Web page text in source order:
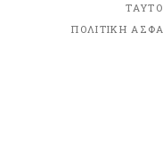
ΠΟΛΙΤΙΚΗ